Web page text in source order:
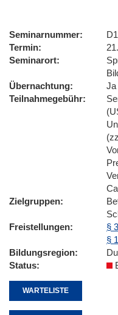
Seminarnummer
Termin
Seminarort
Übernachtung
Ja
Teilnahmegebühr
Zielgruppen
Freistellungen
§
§
Bildungsregion
Status
WARTELISTE